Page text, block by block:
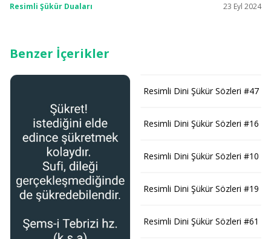
Resimli Şükür Duaları 23 Eyl 2024
Benzer İçerikler
Resimli Dini Şükür Sözleri #47
Resimli Dini Şükür Sözleri #16
Resimli Dini Şükür Sözleri #10
Resimli Dini Şükür Sözleri #19
Resimli Dini Şükür Sözleri #61